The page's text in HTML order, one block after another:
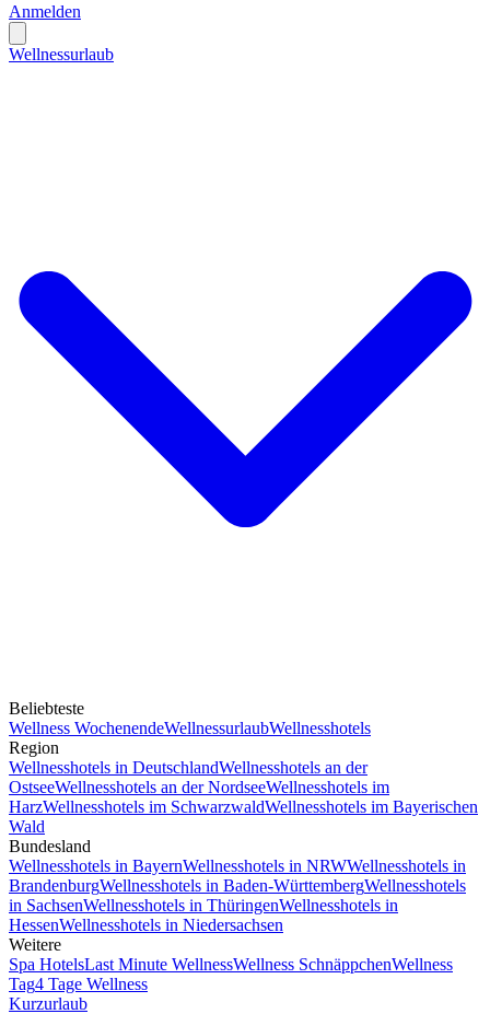
Anmelden
Wellnessurlaub
Beliebteste
Wellness WochenendeWellnessurlaubWellnesshotels
Region
Wellnesshotels in DeutschlandWellnesshotels an der
OstseeWellnesshotels an der NordseeWellnesshotels im
HarzWellnesshotels im SchwarzwaldWellnesshotels im Bayerischen
Wald
Bundesland
Wellnesshotels in BayernWellnesshotels in NRWWellnesshotels in
BrandenburgWellnesshotels in Baden-WürttembergWellnesshotels
in SachsenWellnesshotels in ThüringenWellnesshotels in
HessenWellnesshotels in Niedersachsen
Weitere
Spa HotelsLast Minute WellnessWellness SchnäppchenWellness
Tag4 Tage Wellness
Kurzurlaub